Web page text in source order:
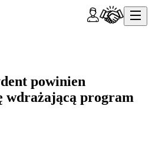
powinien
wdrażającą program